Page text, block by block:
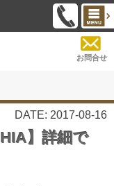
お問合せ
DATE: 2017-08-16
】詳細で